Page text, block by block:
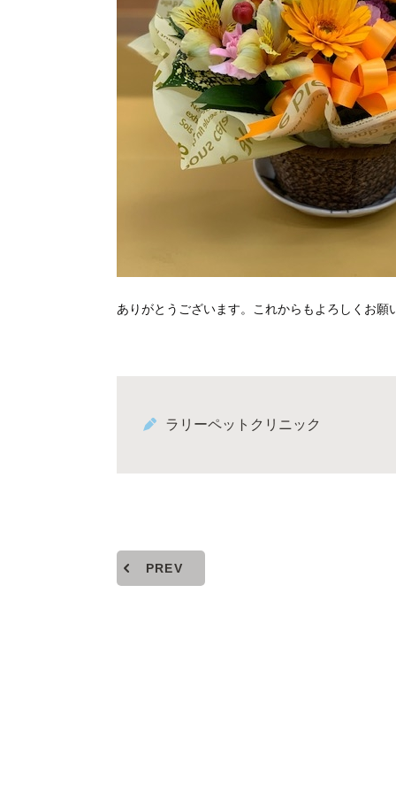
ありがとうございます。これからもよろしくお願
ラリーペットクリニック
PREV